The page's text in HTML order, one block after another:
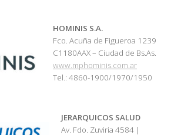
HOMINIS S.A.
Fco. Acuña de Figueroa 1239
C1180AAX – Ciudad de Bs.As.
www.mphominis.com.ar
Tel.: 4860-1900/1970/1950
JERARQUICOS SALUD
Av. Fdo. Zuviria 4584 |